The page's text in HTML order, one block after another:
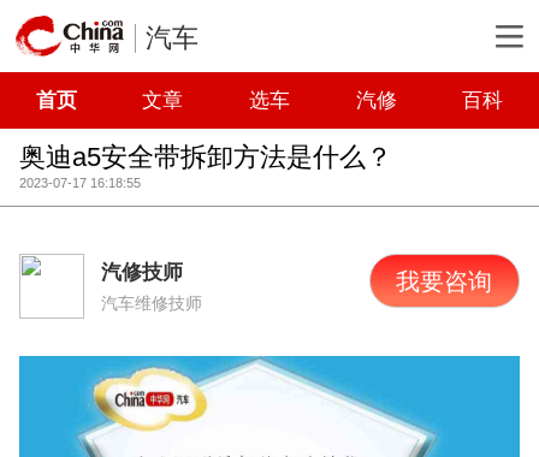
汽车
首页 文章 选车 汽修 百科
奥迪a5安全带拆卸方法是什么？
2023-07-17 16:18:55
汽修技师
汽车维修技师
我要咨询